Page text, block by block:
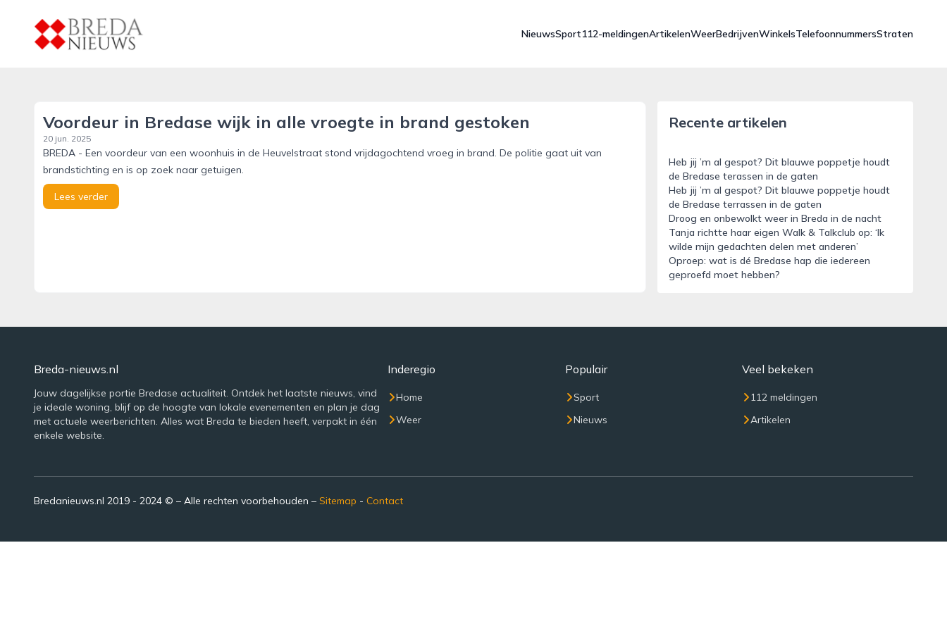
breda-nieuws.nl
NieuwsSport112-meldingenArtikelenWeerBedrijvenWinkelsTelefoonnummersStraten
Voordeur in Bredase wijk in alle vroegte in brand gestoken
20 jun. 2025
BREDA - Een voordeur van een woonhuis in de Heuvelstraat stond vrijdagochtend vroeg in brand. De politie gaat uit van
brandstichting en is op zoek naar getuigen.
Lees verder
Recente artikelen
Heb jij ’m al gespot? Dit blauwe poppetje houdt
de Bredase terassen in de gaten
Heb jij ’m al gespot? Dit blauwe poppetje houdt
de Bredase terrassen in de gaten
Droog en onbewolkt weer in Breda in de nacht
Tanja richtte haar eigen Walk & Talkclub op: ‘Ik
wilde mijn gedachten delen met anderen’
Oproep: wat is dé Bredase hap die iedereen
geproefd moet hebben?
Breda-nieuws.nl
Jouw dagelijkse portie Bredase actualiteit. Ontdek het laatste nieuws, vind
je ideale woning, blijf op de hoogte van lokale evenementen en plan je dag
met actuele weerberichten. Alles wat Breda te bieden heeft, verpakt in één
enkele website.
Inderegio
Home
Weer
Populair
Sport
Nieuws
Veel bekeken
112 meldingen
Artikelen
Bredanieuws.nl 2019 - 2024 © – Alle rechten voorbehouden – Sitemap - Contact